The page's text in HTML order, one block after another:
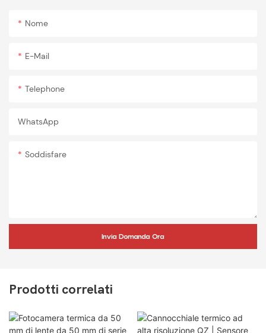
Nome
E-Mail
Telephone
WhatsApp
Soddisfare
Invia Domanda Ora
Prodotti correlati